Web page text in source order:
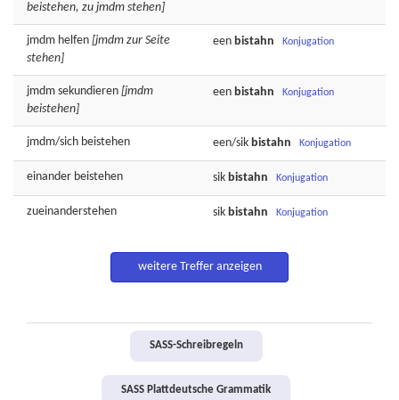
beistehen, zu jmdm stehen]
jmdm helfen [jmdm zur Seite
stehen]
een bistahn Konjugation
jmdm sekundieren [jmdm
beistehen]
een bistahn Konjugation
jmdm/sich beistehen een/sik bistahn Konjugation
einander beistehen sik bistahn Konjugation
zueinanderstehen sik bistahn Konjugation
weitere Treffer anzeigen
SASS-Schreibregeln
SASS Plattdeutsche Grammatik